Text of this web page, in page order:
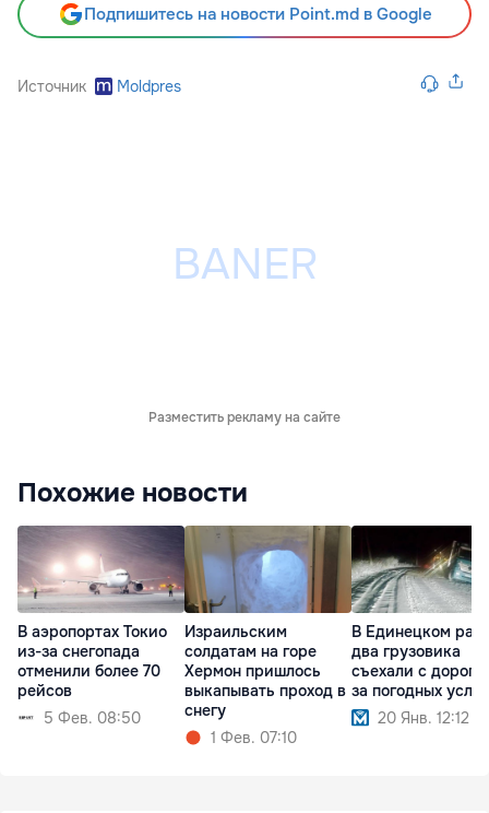
Подпишитесь на новости Point.md в Google
Источник Moldpres
Разместить рекламу на сайте
Похожие новости
В аэропортах Токио
из-за снегопада
отменили более 70
рейсов
5 Фев. 08:50
Израильским
солдатам на горе
Хермон пришлось
выкапывать проход в
снегу
1 Фев. 07:10
В Единецком
два грузовика
съехали с дороги
за погодных
20 Янв. 12:12